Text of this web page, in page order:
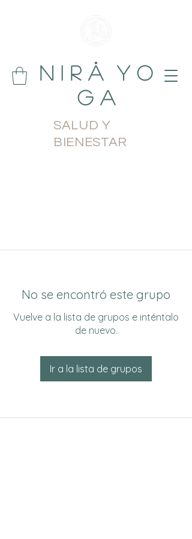
N i r å Y o
g a
SALUD Y
BIENESTAR
No se encontró este grupo
Vuelve a la lista de grupos e inténtalo
de nuevo.
Ir a la lista de grupos